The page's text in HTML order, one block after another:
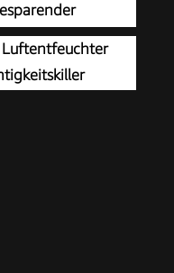
R290, CDDOE-
Filter, für Keller
mit
Anzeige, Timer,